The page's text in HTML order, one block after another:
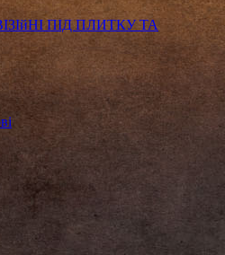
ПІД ПЛИТКУ ТА